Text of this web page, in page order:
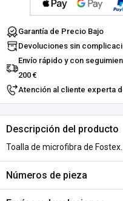
Garantía de Precio Bajo
Devoluciones sin
Envío rápido y con
200 €
Atención al cliente experta
Descripción del producto
Toalla de microfibra de
Números de pieza